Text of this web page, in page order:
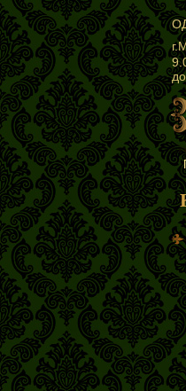
Перейти к основному содержанию